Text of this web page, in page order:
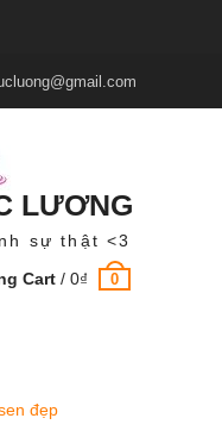
LƯƠNG
sự thật <3
Cart /0₫ 0
đẹp